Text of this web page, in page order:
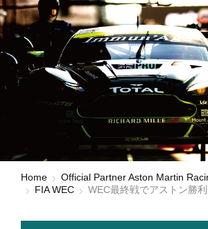
Home Official Partner Aston Martin
FIA WEC
WEC最終戦でアストン勝利